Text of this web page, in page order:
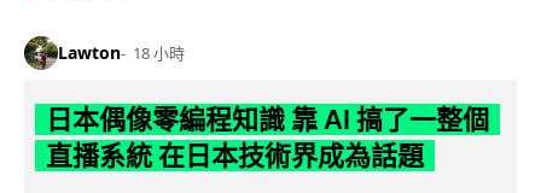
Lawton 18 小時
日本偶像零編程知識 靠 AI 搞了一整個
直播系統 在日本技術界成為話題